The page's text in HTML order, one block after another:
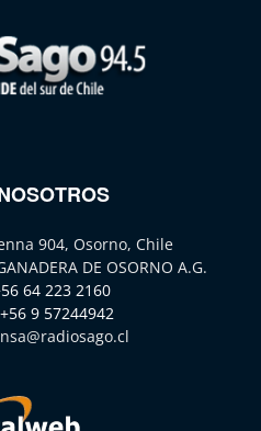
904, Osorno, Chile
DE OSORNO A.G.
64 223 2160
+56 9 57244942